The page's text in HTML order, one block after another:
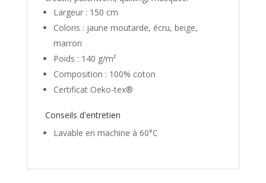
Largeur : 150 cm
Coloris : jaune moutarde, écru, beige,
marron
Poids : 140 g/m²
Composition : 100% coton
Certificat Oeko-tex®
Conseils d'entretien
Lavable en machine à 60°C